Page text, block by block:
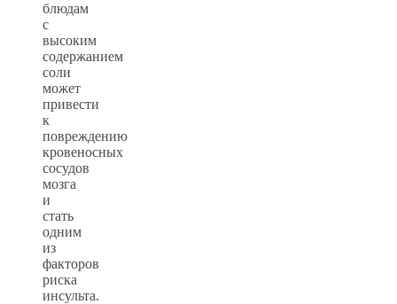
блюдам
с
высоким
содержанием
соли
может
привести
к
повреждению
кровеносных
сосудов
мозга
и
стать
одним
из
факторов
риска
инсульта.